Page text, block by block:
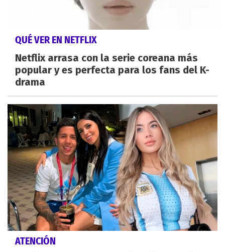
QUÉ VER EN NETFLIX
Netflix arrasa con la serie coreana más
popular y es perfecta para los fans del K-
drama
ATENCIÓN